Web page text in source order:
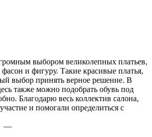
выбором великолепных платьев,
и фигуру. Такие красивые платья,
выбор принять верное решение. В
также можно подобрать обувь под
Благодарю весь коллектив салона,
и помогали определиться с
—